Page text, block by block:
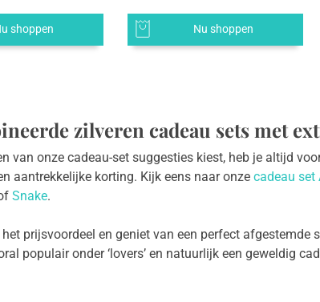
shoppen Nu shoppen
zilveren cadeau sets met
van onze cadeau-set suggesties kiest, heb je altijd
aantrekkelijke korting. Kijk eens naar onze cadeau set
Snake.
prijsvoordeel en geniet van een perfect afgestemde
populair onder ‘lovers’ en natuurlijk een geweldig